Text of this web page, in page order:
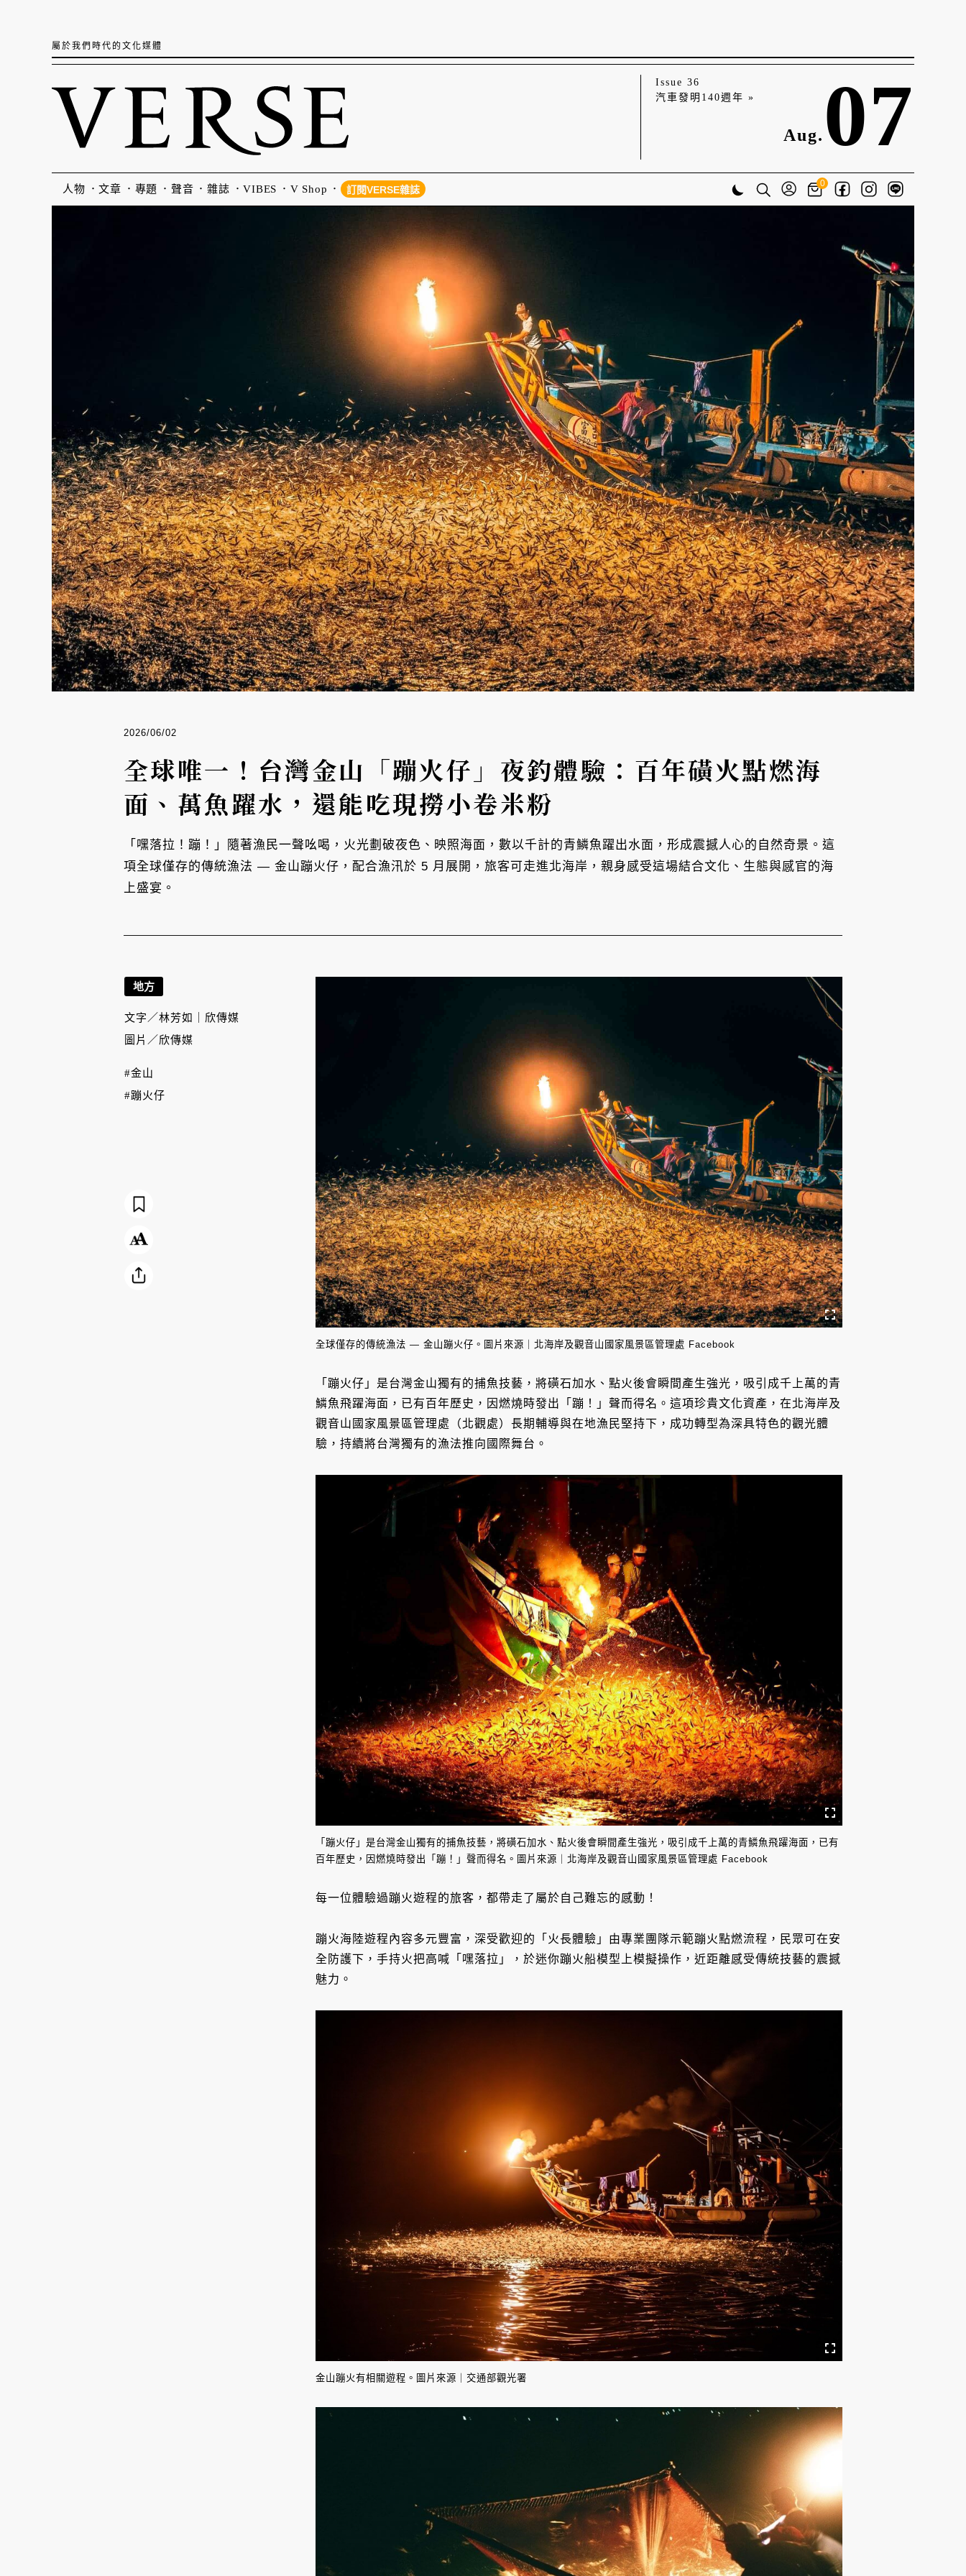
屬於我們時代的文化媒體
Issue 36
汽車發明140週年 »
Aug. 07
人物 文章 專題 聲音 雜誌 VIBES V Shop 訂閱VERSE雜誌
0
2026/06/02
全球唯一！台灣金山「蹦火仔」夜釣體驗：百年磺火點燃海
面、萬魚躍水，還能吃現撈小卷米粉
「嘿落拉！蹦！」隨著漁民一聲吆喝，火光劃破夜色、映照海面，數以千計的青鱗魚躍出水面，形成震撼人心的自然奇景。這
項全球僅存的傳統漁法 — 金山蹦火仔，配合漁汛於 5 月展開，旅客可走進北海岸，親身感受這場結合文化、生態與感官的海
上盛宴。
全球僅存的傳統漁法 — 金山蹦火仔。圖片來源｜北海岸及觀音山國家風景區管理處 Facebook
「蹦火仔」是台灣金山獨有的捕魚技藝，將磺石加水、點火後會瞬間產生強光，吸引成千上萬的青
鱗魚飛躍海面，已有百年歷史，因燃燒時發出「蹦！」聲而得名。這項珍貴文化資產，在北海岸及
觀音山國家風景區管理處（北觀處）長期輔導與在地漁民堅持下，成功轉型為深具特色的觀光體
驗，持續將台灣獨有的漁法推向國際舞台。
「蹦火仔」是台灣金山獨有的捕魚技藝，將磺石加水、點火後會瞬間產生強光，吸引成千上萬的青鱗魚飛躍海面，已有
百年歷史，因燃燒時發出「蹦！」聲而得名。圖片來源｜北海岸及觀音山國家風景區管理處 Facebook
每一位體驗過蹦火遊程的旅客，都帶走了屬於自己難忘的感動！
蹦火海陸遊程內容多元豐富，深受歡迎的「火長體驗」由專業團隊示範蹦火點燃流程，民眾可在安
全防護下，手持火把高喊「嘿落拉」，於迷你蹦火船模型上模擬操作，近距離感受傳統技藝的震撼
魅力。
金山蹦火有相關遊程。圖片來源｜交通部觀光署
地方
文字／林芳如｜欣傳媒
圖片／欣傳媒
#金山
#蹦火仔